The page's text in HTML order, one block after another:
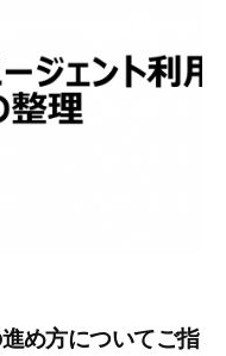
め方についてご指